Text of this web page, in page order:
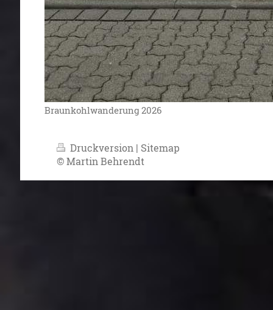
Braunkohlwanderung 2026
Druckversion | Sitemap
© Martin Behrendt